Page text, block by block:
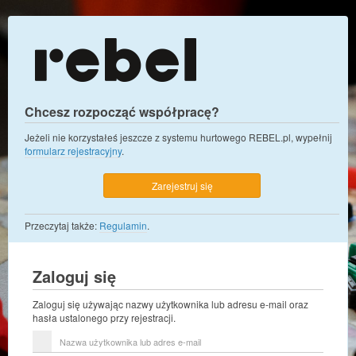
Chcesz rozpocząć współpracę?
Jeżeli nie korzystałeś jeszcze z systemu hurtowego REBEL.pl, wypełnij
formularz rejestracyjny.
Zarejestruj się
Przeczytaj także: Regulamin.
Zaloguj się
Zaloguj się używając nazwy użytkownika lub adresu e-mail oraz
hasła ustalonego przy rejestracji.
użytkownika